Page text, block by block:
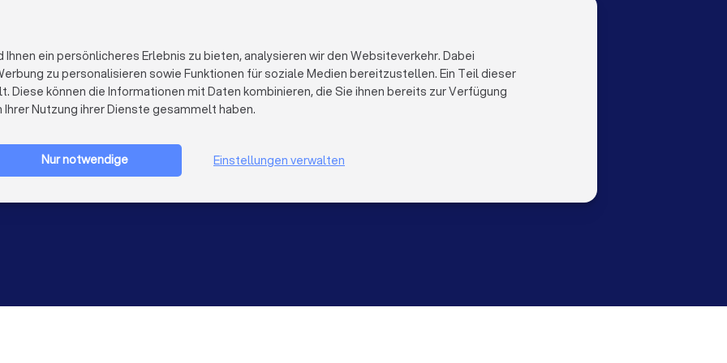
Firmenprofil löschen
Trustlocal Top Pro
Erfahrungen
Impulse
Über Trustlocal
Arbeiten bei Trustlocal
Kontakt
Datenschutz
Sitemap
ein persönlicheres Erlebnis zu bieten, analysieren wir den Websiteverkehr. Dabei
zu personalisieren sowie Funktionen für soziale Medien bereitzustellen. Ein Teil dieser
Diese können die Informationen mit Daten kombinieren, die Sie ihnen bereits zur Verfügung
Nutzung ihrer Dienste gesammelt haben.
Nur notwendige Einstellungen verwalten